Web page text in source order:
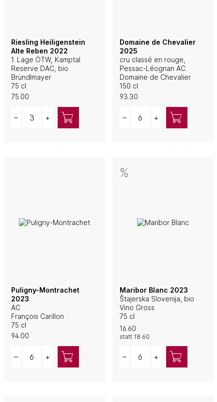
Riesling Heiligenstein
Alte Reben 2022
1. Lage ÖTW, Kamptal
Reserve DAC, bio
Bründlmayer
75 cl
75.00
– +
Domaine de Chevalier
2025
cru classé en rouge,
Pessac-Léognan AC
Domaine de Chevalier
150 cl
93.30
– +
Puligny-Montrachet
2023
AC
François Carillon
75 cl
94.00
– +
Maribor Blanc 2023
Štajerska Slovenija, bio
Vino Gross
75 cl
16.60
statt 18.60
– +